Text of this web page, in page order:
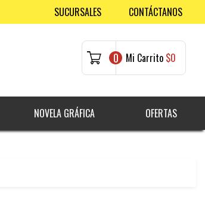
SUCURSALES CONTÁCTANOS
0 Mi Carrito $0
NOVELA GRÁFICA OFERTAS